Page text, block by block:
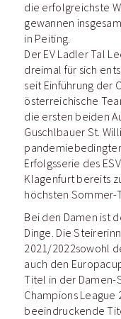
die erfolgreichste
gewannen
in Peiting.
Der EV Ladler Tal
dreimal für sich
seit Einführung der
österreichische
die ersten beiden
Guschlbauer St.
Erfolgsserie des
Klagenfurt bereits
höchsten Sommer-
Bei den Damen ist
Dinge. Die
2021/2022sowohl
auch den
Titel in der Damen-
Champions
beeindruckende